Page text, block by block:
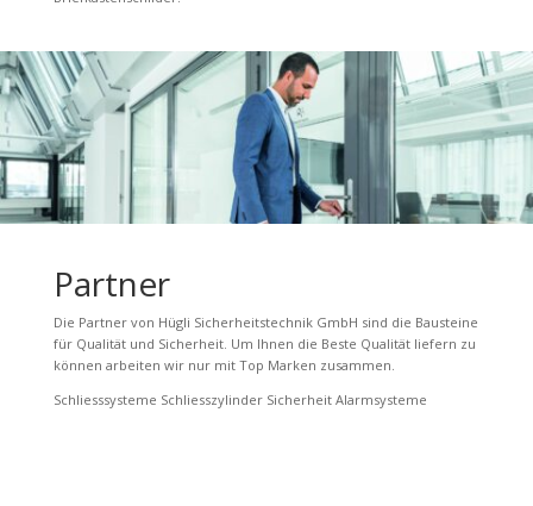
Partner
Die Partner von Hügli Sicherheitstechnik GmbH sind die Bausteine
für Qualität und Sicherheit. Um Ihnen die Beste Qualität liefern zu
können arbeiten wir nur mit Top Marken zusammen.
Schliesssysteme Schliesszylinder Sicherheit Alarmsysteme